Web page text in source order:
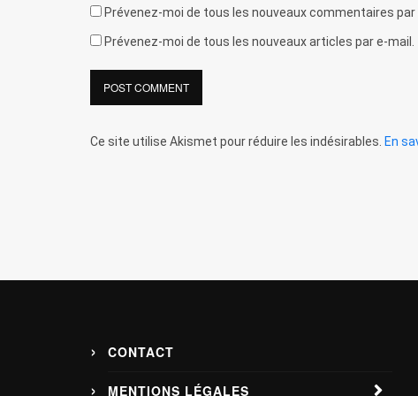
Prévenez-moi de tous les nouveaux commentaires par
Prévenez-moi de tous les nouveaux articles par e-mail.
Ce site utilise Akismet pour réduire les indésirables. En
CONTACT
MENTIONS LÉGALES